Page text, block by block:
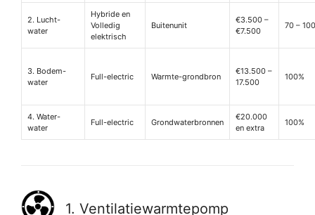
2. Lucht-
water
Hybride en
Volledig
elektrisch
Buitenunit
€3.500 –
€7.500
70 –
3. Bodem-
water
Full-electric Warmte-grondbron
€13.500 –
17.500
100%
4. Water-
water
Full-electric Grondwaterbronnen
€20.000
en extra
100%
1. Ventilatiewarmtepomp